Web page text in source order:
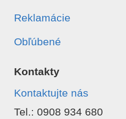
Reklamácie
Obľúbené
Kontakty
Kontaktujte nás
Tel.: 0908 934 680